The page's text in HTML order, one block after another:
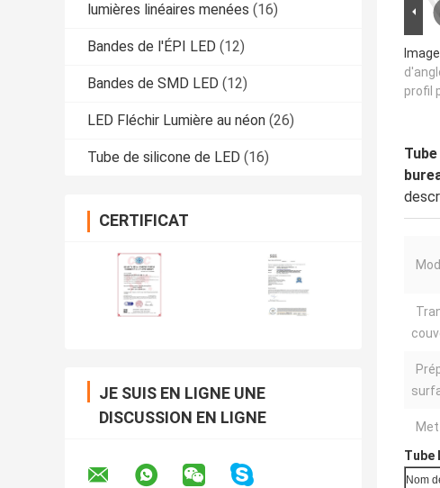
lumières linéaires menées (16)
Bandes de l'ÉPI LED (12)
Bandes de SMD LED (12)
LED Fléchir Lumière au néon (26)
Tube de silicone de LED (16)
CERTIFICAT
JE SUIS EN LIGNE UNE
DISCUSSION EN LIGNE
profil
Tube
Nom